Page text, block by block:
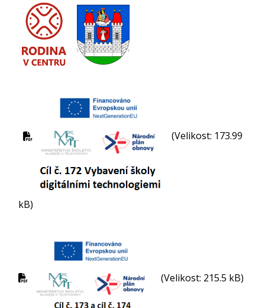
(Velikost: 173.99
kB)
(Velikost: 215.5 kB)